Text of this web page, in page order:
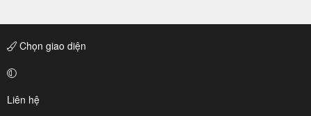
Chọn giao diện
Liên hệ